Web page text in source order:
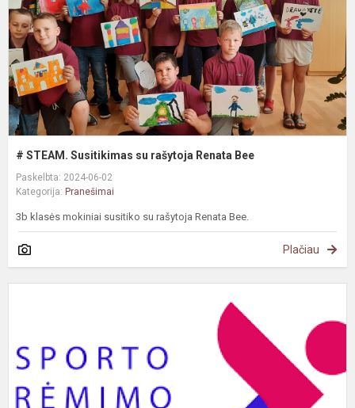
# STEAM. Susitikimas su rašytoja Renata Bee
Paskelbta: 2024-06-02
Kategorija: Pranešimai
3b klasės mokiniai susitiko su rašytoja Renata Bee.
Plačiau